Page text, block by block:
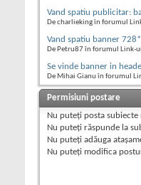
Vand spatiu publicitar:
De charlieking în forumul
Vand spatiu banner
De Petru87 în forumul Link-
Se vinde banner in
De Mihai Gianu în forumul
Permisiuni postare
Nu puteţi posta subiecte
Nu puteţi răspunde la
Nu puteţi adăuga
Nu puteţi modifica